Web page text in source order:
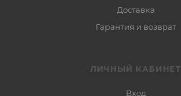
Доставка
Гарантия и возврат
ЛИЧНЫЙ КАБИНЕТ
Вход